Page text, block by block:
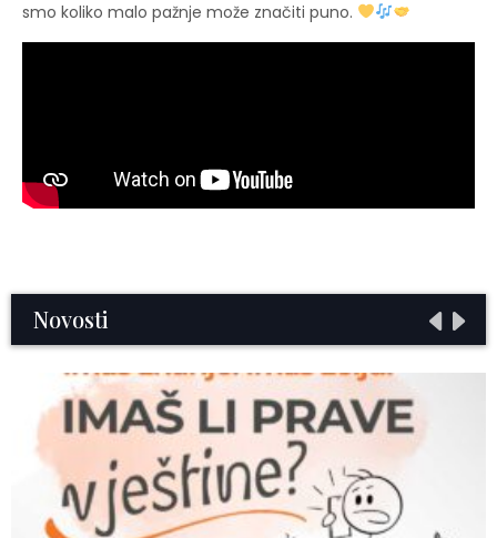
smo koliko malo pažnje može značiti puno.
Novosti